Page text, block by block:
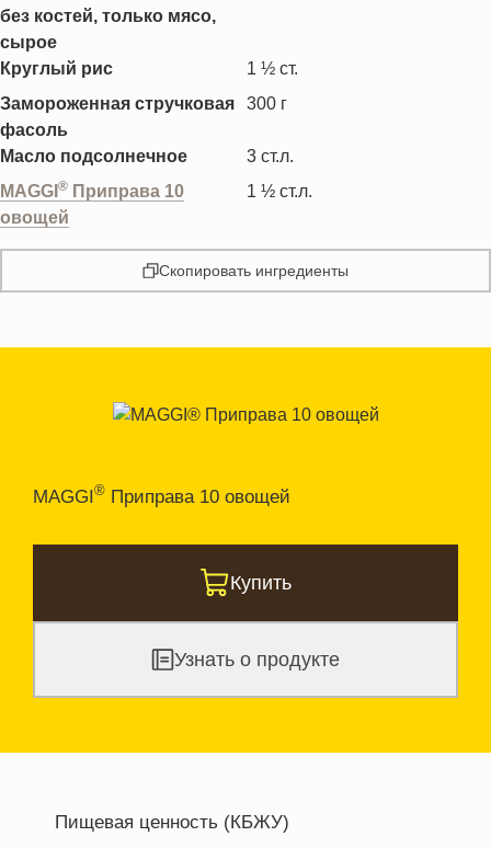
без костей, только мясо,
сырое
Круглый рис 1 ½ ст.
Замороженная стручковая
фасоль
300 г
Масло подсолнечное 3 ст.л.
MAGGI ® Приправа 10
овощей
1 ½ ст.л.
Скопировать ингредиенты
MAGGI® Приправа 10 овощей
Купить
Узнать о продукте
Пищевая ценность (КБЖУ)